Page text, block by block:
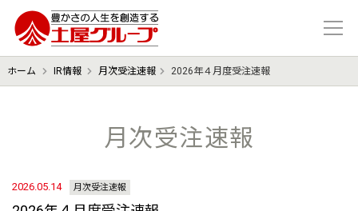
豊かさの人生を想像する 土屋グル
ホーム IR情報 月次受注速報 2026年４月度受注速報
月次受注速報
2026.05.14 月次受注速報